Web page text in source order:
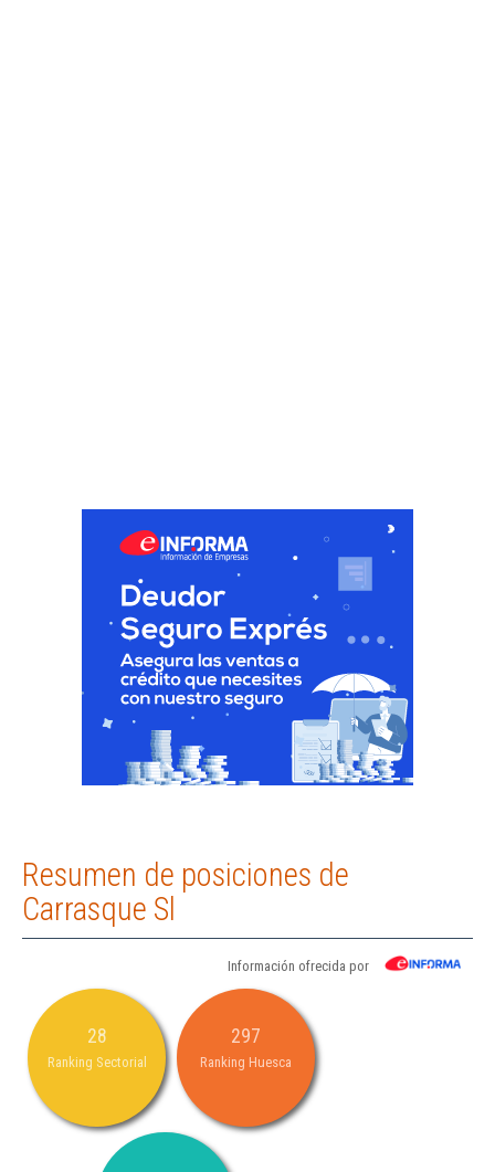
Resumen de posiciones de
Carrasque Sl
Información ofrecida por
28
Ranking Sectorial
297
Ranking Huesca